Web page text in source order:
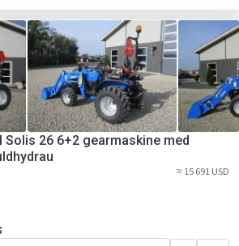
26 6+2 gearmaskine med
≈ 15 691 USD